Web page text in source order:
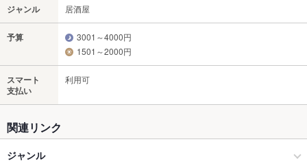
ジャンル 居酒屋
予算
3001～4000円
1501～2000円
スマート
支払い
利用可
関連リンク
ジャンル